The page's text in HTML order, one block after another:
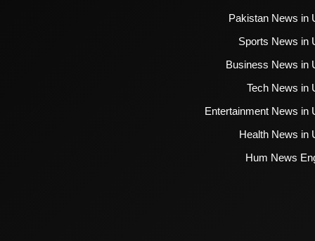
Pakistan News in
Sports News in
Business News in
Tech News in
Entertainment News in
Health News in
Hum News